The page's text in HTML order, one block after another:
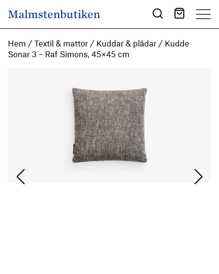
Main Navigation
Malmstenbutiken
Hem / Textil & mattor / Kuddar & plädar / Kudde
Sonar 3 – Raf Simons, 45×45 cm